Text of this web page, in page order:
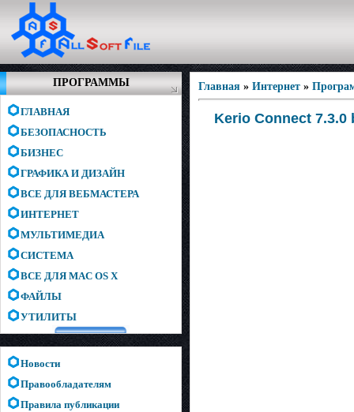
ПРОГРАММЫ
ГЛАВНАЯ
БЕЗОПАСНОСТЬ
БИЗНЕС
ГРАФИКА И ДИЗАЙН
ВСЕ ДЛЯ ВЕБМАСТЕРА
ИНТЕРНЕТ
МУЛЬТИМЕДИА
СИСТЕМА
ВСЕ ДЛЯ MAC OS X
ФАЙЛЫ
УТИЛИТЫ
Новости
Правообладателям
Правила публикации
Главная » Интернет »
Kerio Connect 7.3.0